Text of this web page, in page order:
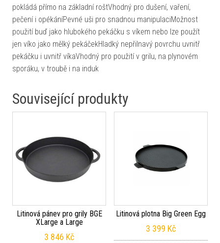
pokládá přímo na základní roštVhodný pro dušení, vaření,
pečení i opékáníPevné uši pro snadnou manipulaciMožnost
použití buď jako hlubokého pekáčku s víkem nebo lze použít
jen víko jako mělký pekáčekHladký nepřilnavý povrchu uvnitř
pekáčku i uvnitř víkaVhodný pro použití v grilu, na plynovém
sporáku, v troubě i na induk
Související produkty
Litinová pánev pro grily BGE
XLarge a Large
3 846 Kč
Litinová plotna Big Green Egg
3 399 Kč